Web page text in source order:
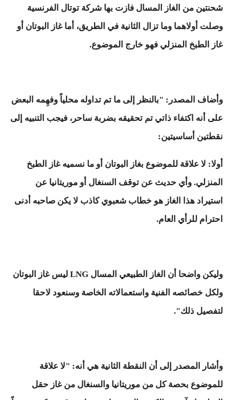
شحنتين من الغاز المسال فازت بها شركة توتال الفرنسية
وصلت أولاهما وما تزال الثانية في الطريق، أما غاز البوتان أو
غاز الطبخ المنزلي فهو خارج الموضوع.
وأضاف المصدر: "بالنظر إلى ما تم تداوله محلياً وفهِمه البعض
على أنه اكتفاء ذاتي تم تحقيقه بضربة ساحر، فيجب التنبيه إلى
نقطتين أساسيتين:
أولا: لا علاقة للموضوع بغاز البوتان أو ما نسميه غاز الطبخ
المنزلي. وأي حديث عن توقف السنغال أو موريتانيا عن
استيراد هذا الغاز هو خطاب شعبوي كاذب لا يكن صاحبه أدنى
احترام للرأي العام.
وليكن واضحا أن الغاز الطبيعي المسال LNG ليس غاز البوتان
ولكل خصائصه الفنية واستعمالاته الخاصة وسنعود لاحقا
لتفصيل ذلك".
وأشار المصدر إلى أن النقطة الثانية هي أنه: "لا علاقة
للموضوع بحصة كل من موريتانيا والسنغال من غاز حقل